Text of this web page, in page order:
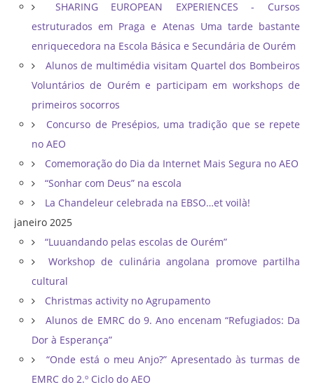
SHARING EUROPEAN EXPERIENCES - Cursos
estruturados em Praga e Atenas Uma tarde bastante
enriquecedora na Escola Básica e Secundária de Ourém
Alunos de multimédia visitam Quartel dos Bombeiros
Voluntários de Ourém e participam em workshops de
primeiros socorros
Concurso de Presépios, uma tradição que se repete
no AEO
Comemoração do Dia da Internet Mais Segura no AEO
“Sonhar com Deus” na escola
La Chandeleur celebrada na EBSO…et voilà!
janeiro 2025
“Luuandando pelas escolas de Ourém”
Workshop de culinária angolana promove partilha
cultural
Christmas activity no Agrupamento
Alunos de EMRC do 9. Ano encenam “Refugiados: Da
Dor à Esperança”
“Onde está o meu Anjo?” Apresentado às turmas de
EMRC do 2.º Ciclo do AEO